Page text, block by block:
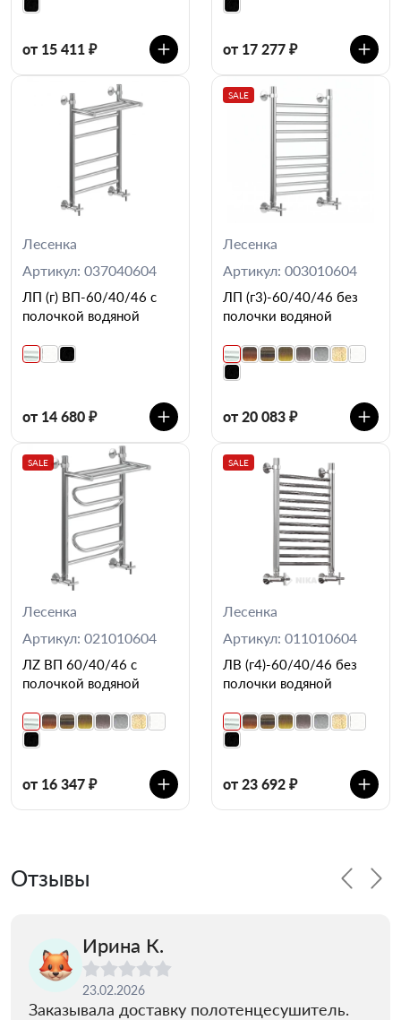
от 15 411 ₽ от 17 277 ₽
Лесенка
Артикул: 037040604
ЛП (г) ВП-60/40/46 с
полочкой водяной
от 14 680 ₽
SALE
Лесенка
Артикул: 003010604
ЛП (г3)-60/40/46 без
полочки водяной
от 20 083 ₽
SALE
Лесенка
Артикул: 021010604
ЛZ ВП 60/40/46 с
полочкой водяной
от 16 347 ₽
SALE
Лесенка
Артикул: 011010604
ЛВ (г4)-60/40/46 без
полочки водяной
от 23 692 ₽
Отзывы
Ирина К.
23.02.2026
Заказывала доставку полотенцесушитель.